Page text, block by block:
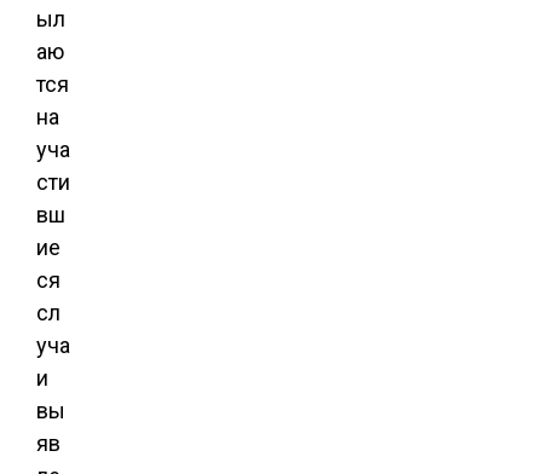
ыл
аю
тся
на
уча
сти
вш
ие
ся
сл
уча
и
вы
яв